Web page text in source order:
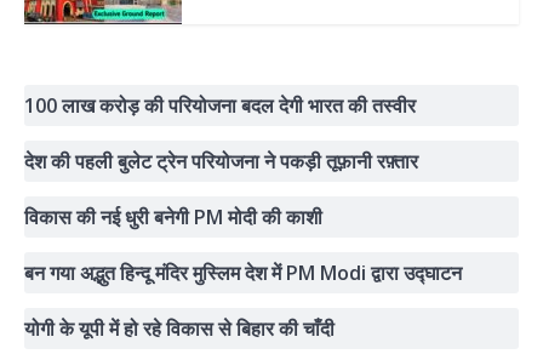
100 लाख करोड़ की परियोजना बदल देगी भारत की तस्वीर
देश की पहली बुलेट ट्रेन परियोजना ने पकड़ी तूफ़ानी रफ़्तार
विकास की नई धुरी बनेगी PM मोदी की काशी
बन गया अद्भुत हिन्दू मंदिर मुस्लिम देश में PM Modi द्वारा उद्घाटन
योगी के यूपी में हो रहे विकास से बिहार की चाँदी